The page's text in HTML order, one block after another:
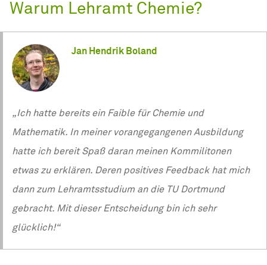
Warum Lehramt Chemie?
Jan Hendrik Boland
„Ich hatte bereits ein Faible für Chemie und
Mathematik. In meiner vorangegangenen Ausbildung
hatte ich bereit Spaß daran meinen Kommilitonen
etwas zu erklären. Deren positives Feedback hat mich
dann zum Lehramtsstudium an die TU Dortmund
gebracht. Mit dieser Entscheidung bin ich sehr
glücklich!“